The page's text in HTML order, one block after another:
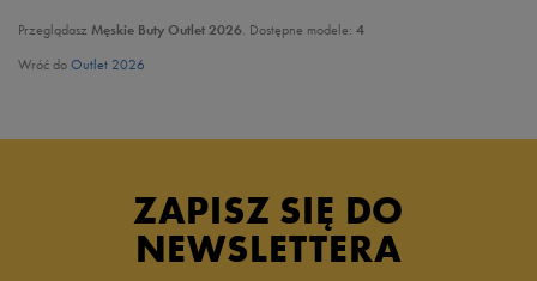
Przeglądasz Męskie Buty Outlet 2026. Dostępne modele: 4
Wróć doOutlet 2026
ZAPISZ SIĘ DO
NEWSLETTERA